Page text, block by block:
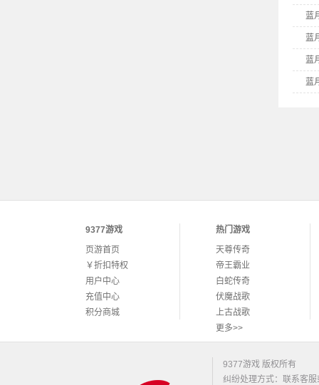
蓝
蓝
蓝
蓝
9377游戏
页游首页
￥折扣特权
用户中心
充值中心
积分商城
热门游戏
天尊传奇
帝王霸业
白蛇传奇
伏魔战歌
上古战歌
更多>>
9377游戏 版权所有
纠纷处理方式：联系客服